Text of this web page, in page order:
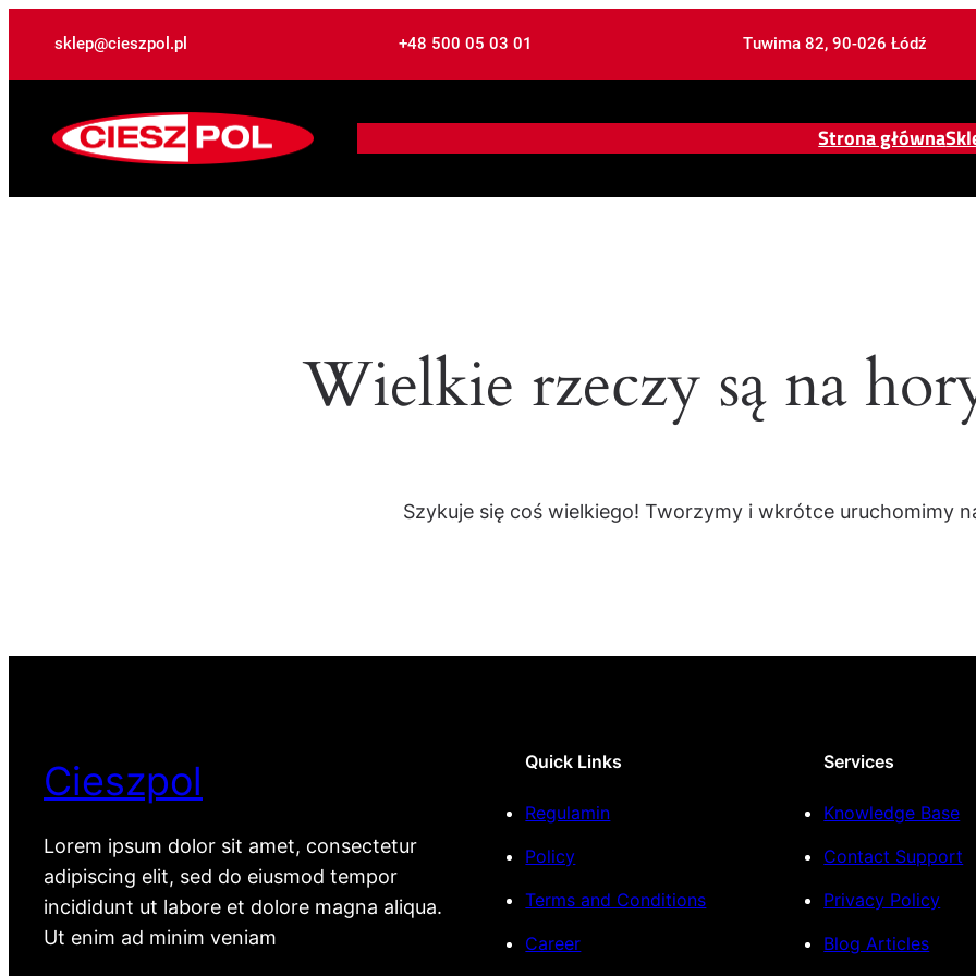
sklep@cieszpol.pl +48 500 05 03 01 Tuwima 82, 90-026 Łódź
Strona główna
Wielkie rzeczy są na
Szykuje się coś wielkiego! Tworzymy i wkrótce uruchomimy
Cieszpol
Lorem ipsum dolor sit amet, consectetur
adipiscing elit, sed do eiusmod tempor
incididunt ut labore et dolore magna aliqua.
Ut enim ad minim veniam
Quick Links
Regulamin
Policy
Terms and Conditions
Career
Services
Knowledge Base
Contact Support
Privacy Policy
Blog Articles